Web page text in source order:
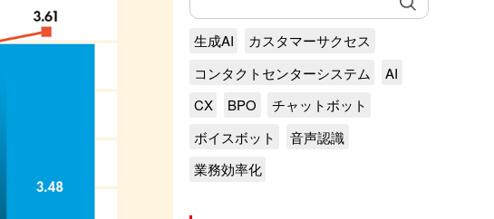
生成AI
カスタマーサクセス
コンタクトセンターシステム
AI
CX
BPO
チャットボット
ボイスボット
音声認識
業務効率化